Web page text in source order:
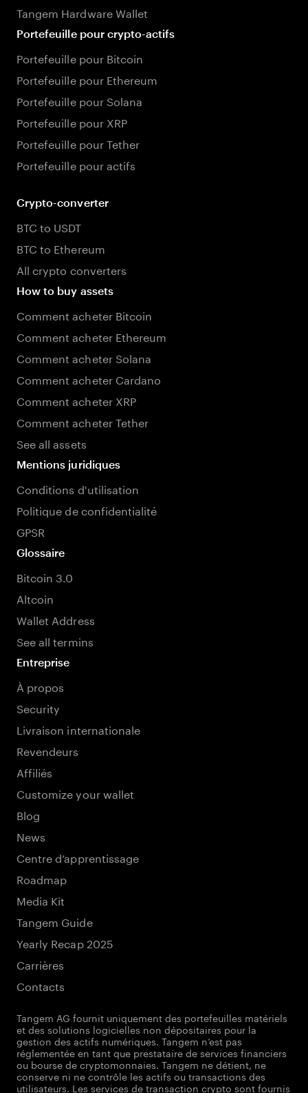
Tangem Hardware Wallet
Portefeuille pour crypto-actifs
Portefeuille pour Bitcoin
Portefeuille pour Ethereum
Portefeuille pour Solana
Portefeuille pour XRP
Portefeuille pour Tether
Portefeuille pour actifs
Crypto-converter
BTC to USDT
BTC to Ethereum
All crypto converters
How to buy assets
Comment acheter Bitcoin
Comment acheter Ethereum
Comment acheter Solana
Comment acheter Cardano
Comment acheter XRP
Comment acheter Tether
See all assets
Mentions juridiques
Conditions d'utilisation
Politique de confidentialité
GPSR
Glossaire
Bitcoin 3.0
Altcoin
Wallet Address
See all termins
Entreprise
À propos
Security
Livraison internationale
Revendeurs
Affiliés
Customize your wallet
Blog
News
Centre d’apprentissage
Roadmap
Media Kit
Tangem Guide
Yearly Recap 2025
Carrières
Contacts
Tangem AG fournit uniquement des portefeuilles matériels
et des solutions logicielles non dépositaires pour la
gestion des actifs numériques. Tangem n’est pas
réglementée en tant que prestataire de services financiers
ou bourse de cryptomonnaies. Tangem ne détient, ne
conserve ni ne contrôle les actifs ou transactions des
utilisateurs. Les services de transaction crypto sont fournis